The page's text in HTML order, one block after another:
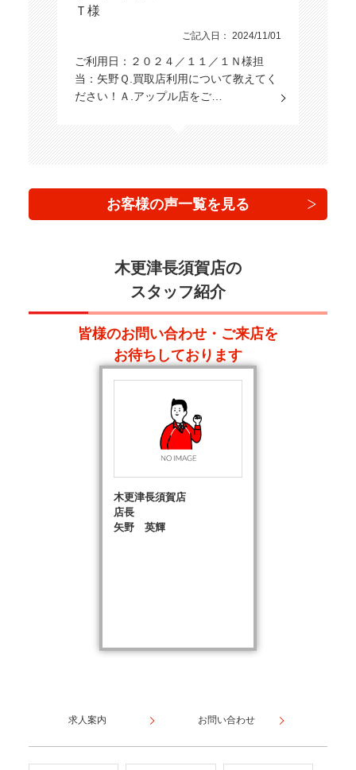
Ｔ様
ご記入日： 2024/11/01
ご利用日：２０２４／１１／１Ｎ様担
当：矢野Ｑ.買取店利用について教えてく
ださい！Ａ.アップル店をご…
お客様の声一覧を見る
木更津長須賀店の
スタッフ紹介
皆様のお問い合わせ・ご来店を
お待ちしております
木更津長須賀店
店長
矢野 英輝
求人案内 お問い合わせ